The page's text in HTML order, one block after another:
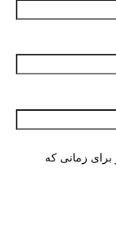
برای زمانی که